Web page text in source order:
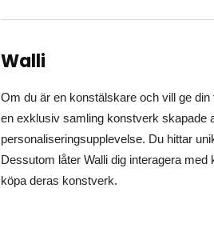
Walli
Om du är en konstälskare och vill ge
en exklusiv samling konstverk skapade
personaliseringsupplevelse. Du hittar
Dessutom låter Walli dig interagera
köpa deras konstverk.